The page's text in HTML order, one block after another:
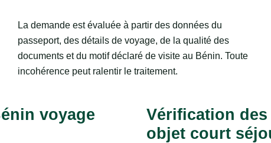
La demande est évaluée à partir des données du
passeport, des détails de voyage, de la qualité des
documents et du motif déclaré de visite au Bénin. Toute
incohérence peut ralentir le traitement.
voyage
Vérification
objet court